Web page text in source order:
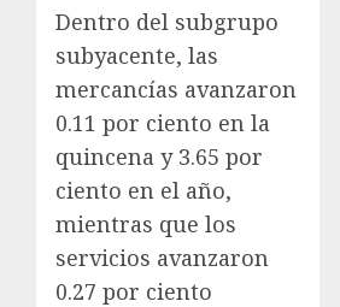
Dentro del subgrupo
subyacente, las
mercancías avanzaron
0.11 por ciento en la
quincena y 3.65 por
ciento en el año,
mientras que los
servicios avanzaron
0.27 por ciento